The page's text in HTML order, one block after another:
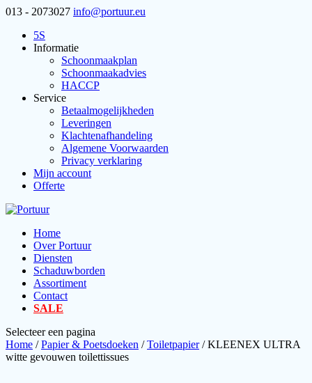
013 - 2073027 info@portuur.eu
5S
Informatie
Schoonmaakplan
Schoonmaakadvies
HACCP
Service
Betaalmogelijkheden
Leveringen
Klachtenafhandeling
Algemene Voorwaarden
Privacy verklaring
Mijn account
Offerte
Home
Over Portuur
Diensten
Schaduwborden
Assortiment
Contact
SALE
Selecteer een pagina
Home /Papier & Poetsdoeken /Toiletpapier/ KLEENEX ULTRA
witte gevouwen toilettissues